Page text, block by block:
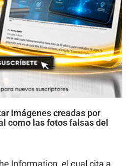
imágenes creadas por
como las fotos falsas del
Information, el cual cita a